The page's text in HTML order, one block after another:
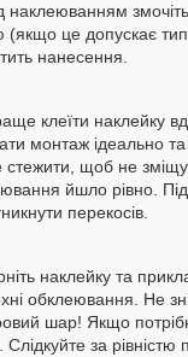
наклеюванням
(якщо це допускає
нанесення.
клеїти наклейку
монтаж ідеально
стежити, щоб не
йшло рівно.
перекосів.
наклейку та
обклеювання. Не
шар! Якщо
Слідкуйте за